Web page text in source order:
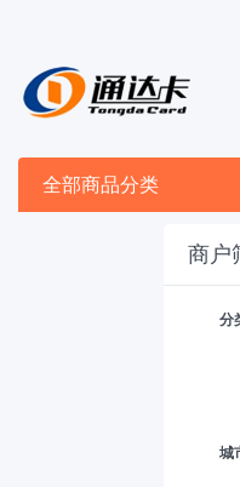
全部商品分类
商户
分
城